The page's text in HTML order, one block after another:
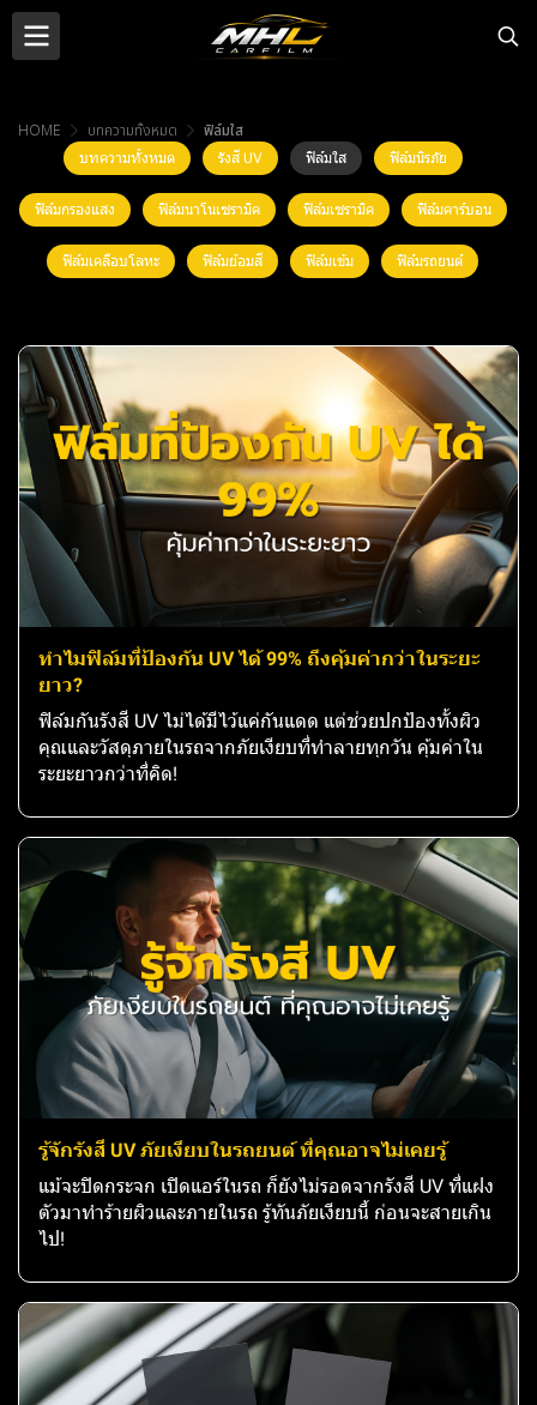
HOME บทความทั้งหมด ฟิล์มใส
บทความทั้งหมด รังสี UV ฟิล์มใส ฟิล์มนิรภัย
ฟิล์มกรองแสง ฟิล์มนาโนเซรามิค ฟิล์มเซรามิค ฟิล์มคาร์บอน
ฟิล์มเคลือบโลหะ ฟิล์มย้อมสี ฟิล์มเข้ม ฟิล์มรถยนต์
ทำไมฟิล์มที่ป้องกัน UV ได้ 99% ถึงคุ้มค่ากว่าในระยะ
ยาว?
ฟิล์มกันรังสี UV ไม่ได้มีไว้แค่กันแดด แต่ช่วยปกป้องทั้งผิว
คุณและวัสดุภายในรถจากภัยเงียบที่ทำลายทุกวัน คุ้มค่าใน
ระยะยาวกว่าที่คิด!
รู้จักรังสี UV ภัยเงียบในรถยนต์ ที่คุณอาจไม่เคยรู้
แม้จะปิดกระจก เปิดแอร์ในรถ ก็ยังไม่รอดจากรังสี UV ที่แฝง
ตัวมาทำร้ายผิวและภายในรถ รู้ทันภัยเงียบนี้ ก่อนจะสายเกิน
ไป!